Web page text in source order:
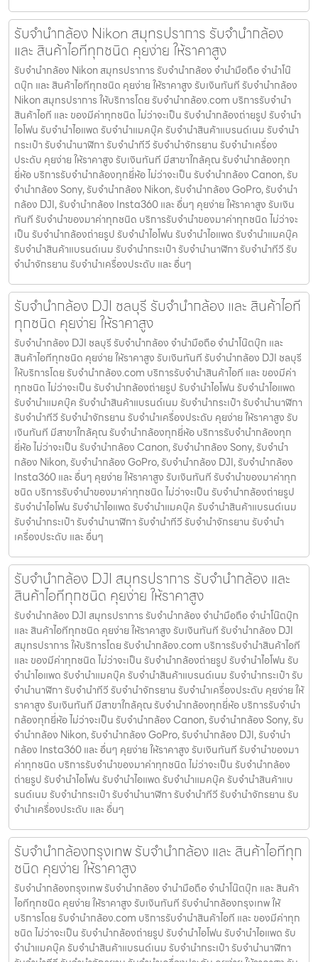
รับจำนำกล้อง Nikon สมุทรปราการ รับจํานํากล้อง
และ สินค้าไอทีทุกชนิด คุยง่าย ให้ราคาสูง
รับจำนำกล้อง Nikon สมุทรปราการ รับจํานํากล้อง จำนำมือถือ จำนำโน๊
ตบุ๊ก และ สินค้าไอทีทุกชนิด คุยง่าย ให้ราคาสูง รับเงินทันที รับจำนำกล้อง
Nikon สมุทรปราการ ให้บริการโดย รับจํานํากล้อง.com บริการรับจํานํา
สินค้าไอที และ ของมีค่าทุกชนิด ไม่ว่าจะเป็น รับจํานํากล้องถ่ายรูป รับจํานํา
ไอโฟน รับจํานําไอแพด รับจํานําแมคบุ๊ค รับจํานําสินค้าแบรนด์เนม รับจํานํา
กระเป๋า รับจํานํานาฬิกา รับจํานําทีวี รับจํานําจักรยาน รับจํานําเครื่อง
ประดับ คุยง่าย ให้ราคาสูง รับเงินทันที มีสาขาใกล้คุณ รับจำนำกล้องทุก
ยี่ห้อ บริการรับจำนำกล้องทุกยี่ห้อ ไม่ว่าจะเป็น รับจำนำกล้อง Canon, รับ
จำนำกล้อง Sony, รับจำนำกล้อง Nikon, รับจำนำกล้อง GoPro, รับจำนำ
กล้อง DJI, รับจำนำกล้อง Insta360 และ อื่นๆ คุยง่าย ให้ราคาสูง รับเงิน
ทันที รับจำนำของมาค่าทุกชนิด บริการรับจำนำของมาค่าทุกชนิด ไม่ว่าจะ
เป็น รับจํานํากล้องถ่ายรูป รับจํานําไอโฟน รับจํานําไอแพด รับจํานําแมคบุ๊ค
รับจํานําสินค้าแบรนด์เนม รับจํานํากระเป๋า รับจํานํานาฬิกา รับจํานําทีวี รับ
จํานําจักรยาน รับจํานําเครื่องประดับ และ อื่นๆ
รับจำนำกล้อง DJI ชลบุรี รับจํานํากล้อง และ สินค้าไอที
ทุกชนิด คุยง่าย ให้ราคาสูง
รับจำนำกล้อง DJI ชลบุรี รับจํานํากล้อง จำนำมือถือ จำนำโน๊ตบุ๊ก และ
สินค้าไอทีทุกชนิด คุยง่าย ให้ราคาสูง รับเงินทันที รับจำนำกล้อง DJI ชลบุรี
ให้บริการโดย รับจํานํากล้อง.com บริการรับจํานําสินค้าไอที และ ของมีค่า
ทุกชนิด ไม่ว่าจะเป็น รับจํานํากล้องถ่ายรูป รับจํานําไอโฟน รับจํานําไอแพด
รับจํานําแมคบุ๊ค รับจํานําสินค้าแบรนด์เนม รับจํานํากระเป๋า รับจํานํานาฬิกา
รับจํานําทีวี รับจํานําจักรยาน รับจํานําเครื่องประดับ คุยง่าย ให้ราคาสูง รับ
เงินทันที มีสาขาใกล้คุณ รับจำนำกล้องทุกยี่ห้อ บริการรับจำนำกล้องทุก
ยี่ห้อ ไม่ว่าจะเป็น รับจำนำกล้อง Canon, รับจำนำกล้อง Sony, รับจำนำ
กล้อง Nikon, รับจำนำกล้อง GoPro, รับจำนำกล้อง DJI, รับจำนำกล้อง
Insta360 และ อื่นๆ คุยง่าย ให้ราคาสูง รับเงินทันที รับจำนำของมาค่าทุก
ชนิด บริการรับจำนำของมาค่าทุกชนิด ไม่ว่าจะเป็น รับจํานํากล้องถ่ายรูป
รับจํานําไอโฟน รับจํานําไอแพด รับจํานําแมคบุ๊ค รับจํานําสินค้าแบรนด์เนม
รับจํานํากระเป๋า รับจํานํานาฬิกา รับจํานําทีวี รับจํานําจักรยาน รับจํานํา
เครื่องประดับ และ อื่นๆ
รับจำนำกล้อง DJI สมุทรปราการ รับจํานํากล้อง และ
สินค้าไอทีทุกชนิด คุยง่าย ให้ราคาสูง
รับจำนำกล้อง DJI สมุทรปราการ รับจํานํากล้อง จำนำมือถือ จำนำโน๊ตบุ๊ก
และ สินค้าไอทีทุกชนิด คุยง่าย ให้ราคาสูง รับเงินทันที รับจำนำกล้อง DJI
สมุทรปราการ ให้บริการโดย รับจํานํากล้อง.com บริการรับจํานําสินค้าไอที
และ ของมีค่าทุกชนิด ไม่ว่าจะเป็น รับจํานํากล้องถ่ายรูป รับจํานําไอโฟน รับ
จํานําไอแพด รับจํานําแมคบุ๊ค รับจํานําสินค้าแบรนด์เนม รับจํานํากระเป๋า รับ
จํานํานาฬิกา รับจํานําทีวี รับจํานําจักรยาน รับจํานําเครื่องประดับ คุยง่าย ให้
ราคาสูง รับเงินทันที มีสาขาใกล้คุณ รับจำนำกล้องทุกยี่ห้อ บริการรับจำนำ
กล้องทุกยี่ห้อ ไม่ว่าจะเป็น รับจำนำกล้อง Canon, รับจำนำกล้อง Sony, รับ
จำนำกล้อง Nikon, รับจำนำกล้อง GoPro, รับจำนำกล้อง DJI, รับจำนำ
กล้อง Insta360 และ อื่นๆ คุยง่าย ให้ราคาสูง รับเงินทันที รับจำนำของมา
ค่าทุกชนิด บริการรับจำนำของมาค่าทุกชนิด ไม่ว่าจะเป็น รับจํานํากล้อง
ถ่ายรูป รับจํานําไอโฟน รับจํานําไอแพด รับจํานําแมคบุ๊ค รับจํานําสินค้าแบ
รนด์เนม รับจํานํากระเป๋า รับจํานํานาฬิกา รับจํานําทีวี รับจํานําจักรยาน รับ
จํานําเครื่องประดับ และ อื่นๆ
รับจำนำกล้องกรุงเทพ รับจํานํากล้อง และ สินค้าไอทีทุก
ชนิด คุยง่าย ให้ราคาสูง
รับจำนำกล้องกรุงเทพ รับจํานํากล้อง จำนำมือถือ จำนำโน๊ตบุ๊ก และ สินค้า
ไอทีทุกชนิด คุยง่าย ให้ราคาสูง รับเงินทันที รับจำนำกล้องกรุงเทพ ให้
บริการโดย รับจํานํากล้อง.com บริการรับจํานําสินค้าไอที และ ของมีค่าทุก
ชนิด ไม่ว่าจะเป็น รับจํานํากล้องถ่ายรูป รับจํานําไอโฟน รับจํานําไอแพด รับ
จํานําแมคบุ๊ค รับจํานําสินค้าแบรนด์เนม รับจํานํากระเป๋า รับจํานํานาฬิกา